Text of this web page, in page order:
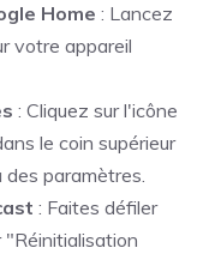
Home : Lancez
votre appareil
: Cliquez sur l'icône
le coin supérieur
des paramètres.
: Faites défiler